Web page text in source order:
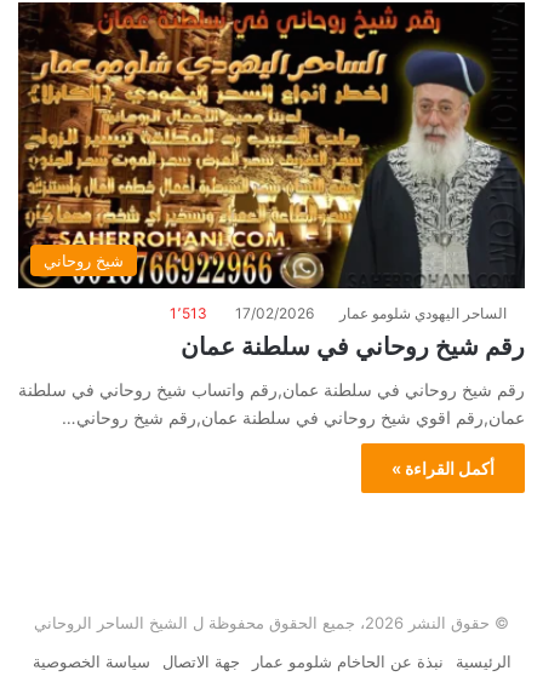
شيخ روحاني
الساحر اليهودي شلومو عمار 17/02/2026 1٬513
رقم شيخ روحاني في سلطنة عمان
رقم شيخ روحاني في سلطنة عمان,رقم واتساب شيخ روحاني في سلطنة
عمان,رقم اقوي شيخ روحاني في سلطنة عمان,رقم شيخ روحاني…
أكمل القراءة »
© حقوق النشر 2026، جميع الحقوق محفوظة ل الشيخ الساحر الروحاني
الرئيسية
نبذة عن الحاخام شلومو عمار جهة الاتصال سياسة الخصوصية